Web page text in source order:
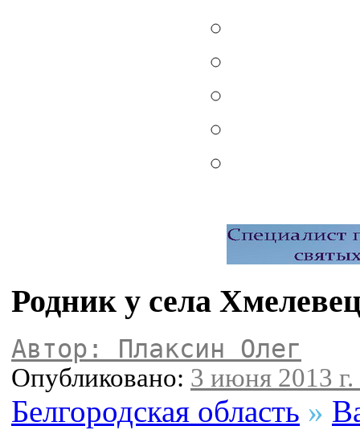
Родник у села
Автор: Плаксин Олег
Опубликовано: 3 июня 2013
Белгородская область »